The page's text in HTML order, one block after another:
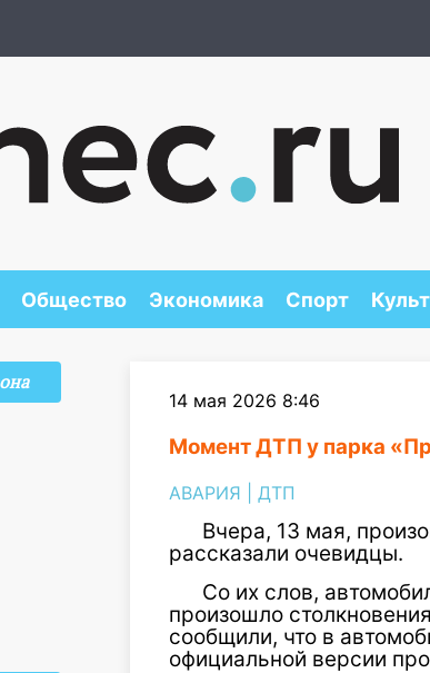
Общество Экономика Спорт
14 мая 2026 8:46
Момент ДТП у парка
АВАРИЯ ДТП
Вчера, 13 мая,
рассказали очевидцы.
Со их слов,
произошло
сообщили, что в
официальной версии